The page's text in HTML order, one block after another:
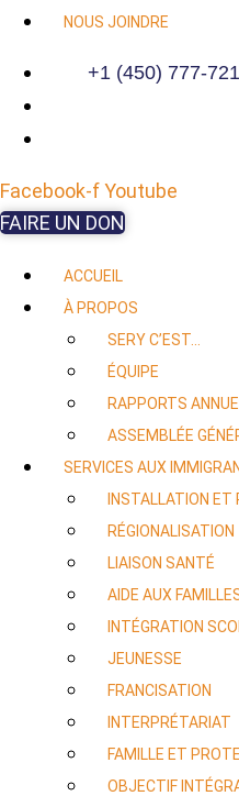
NOUS JOINDRE
+1 (450) 777-
Facebook-fYoutube
FAIRE UN DON
ACCUEIL
À PROPOS
SERY C’EST…
ÉQUIPE
RAPPORTS
ASSEMBLÉE
SERVICES AUX
INSTALLATION ET
RÉGIONALISATION
LIAISON SANTÉ
AIDE AUX
INTÉGRATION
JEUNESSE
FRANCISATION
INTERPRÉTARIAT
FAMILLE ET
OBJECTIF